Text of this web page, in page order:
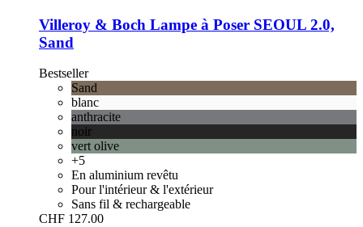
Villeroy & Boch Lampe à Poser SEOUL 2.0,
Sand
Bestseller
Sand
blanc
anthracite
noir
vert olive
+5
En aluminium revêtu
Pour l'intérieur & l'extérieur
Sans fil & rechargeable
CHF 127.00